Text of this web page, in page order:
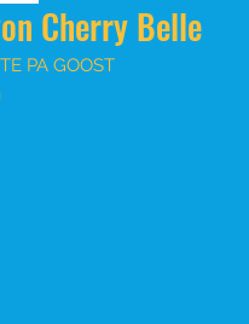
Cherry Belle
PA GOOST